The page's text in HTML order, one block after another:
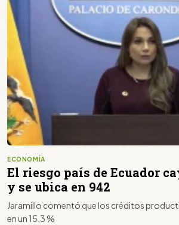
ECONOMÍA
El riesgo país de Ecuador
y se ubica en 942
Jaramillo comentó que los créditos
en un 15,3 %